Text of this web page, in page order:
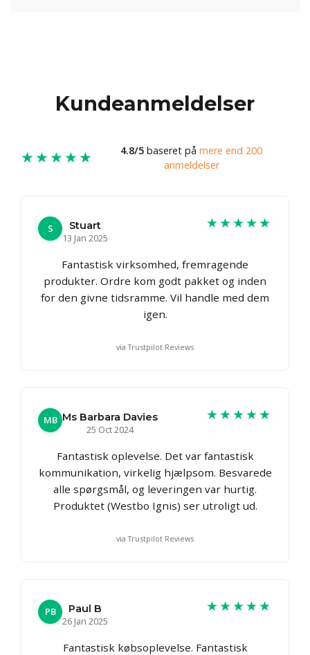
Kundeanmeldelser
★★★★★ 4.8/5 baseret på mere end 200
anmeldelser
S
Stuart
13 Jan 2025
★★★★★
Fantastisk virksomhed, fremragende
produkter. Ordre kom godt pakket og inden
for den givne tidsramme. Vil handle med dem
igen.
via Trustpilot Reviews
MB Ms Barbara Davies
25 Oct 2024
★★★★★
Fantastisk oplevelse. Det var fantastisk
kommunikation, virkelig hjælpsom. Besvarede
alle spørgsmål, og leveringen var hurtig.
Produktet (Westbo Ignis) ser utroligt ud.
via Trustpilot Reviews
PB
Paul B
26 Jan 2025
★★★★★
Fantastisk købsoplevelse. Fantastisk